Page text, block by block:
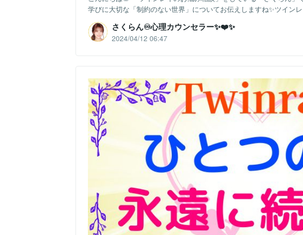
学びに大切な「制約のない世界」についてお伝えしますね✨ツイン
さくらん♾️心理カウンセラー✨❤️✨
2024/04/12 06:47